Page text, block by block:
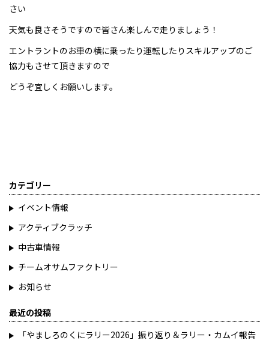
さい
天気も良さそうですので皆さん楽しんで走りましょう！
エントラントのお車の横に乗ったり運転したりスキルアップのご
協力もさせて頂きますので
どうぞ宜しくお願いします。
カテゴリー
イベント情報
アクティブクラッチ
中古車情報
チームオサムファクトリー
お知らせ
最近の投稿
「やましろのくにラリー2026」振り返り＆ラリー・カムイ報告